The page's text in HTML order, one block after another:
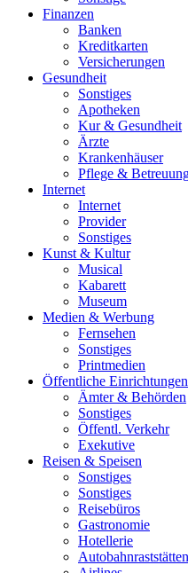
Finanzen
Banken
Kreditkarten
Versicherungen
Gesundheit
Sonstiges
Apotheken
Kur & Gesundheit
Ärzte
Krankenhäuser
Pflege &
Internet
Internet
Provider
Sonstiges
Kunst & Kultur
Musical
Kabarett
Museum
Medien & Werbung
Fernsehen
Sonstiges
Printmedien
Öffentliche Einrichtungen
Ämter & Behörden
Sonstiges
Öffentl. Verkehr
Exekutive
Reisen & Speisen
Sonstiges
Sonstiges
Reisebüros
Gastronomie
Hotellerie
Autobahnraststätten